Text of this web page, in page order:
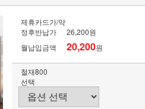
제휴카드가/약
정후반납가
26,200원
월납입금액
20,200원
철재800
선택